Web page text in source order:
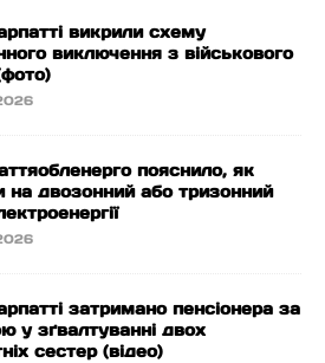
викрили схему
виключення з військового
пояснило, як
на двозонний або тризонний
затримано пенсіонера за
у зґвалтуванні двох
сестер (відео)